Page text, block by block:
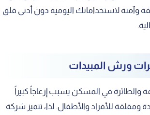
وآمنة لاستخداماتك اليومية دون أدنى قلق
ورش المبيدات
والطائرة في المسكن يسبب إزعاجاً كبيراً
للأفراد والأطفال. لذا، تتميز شركة